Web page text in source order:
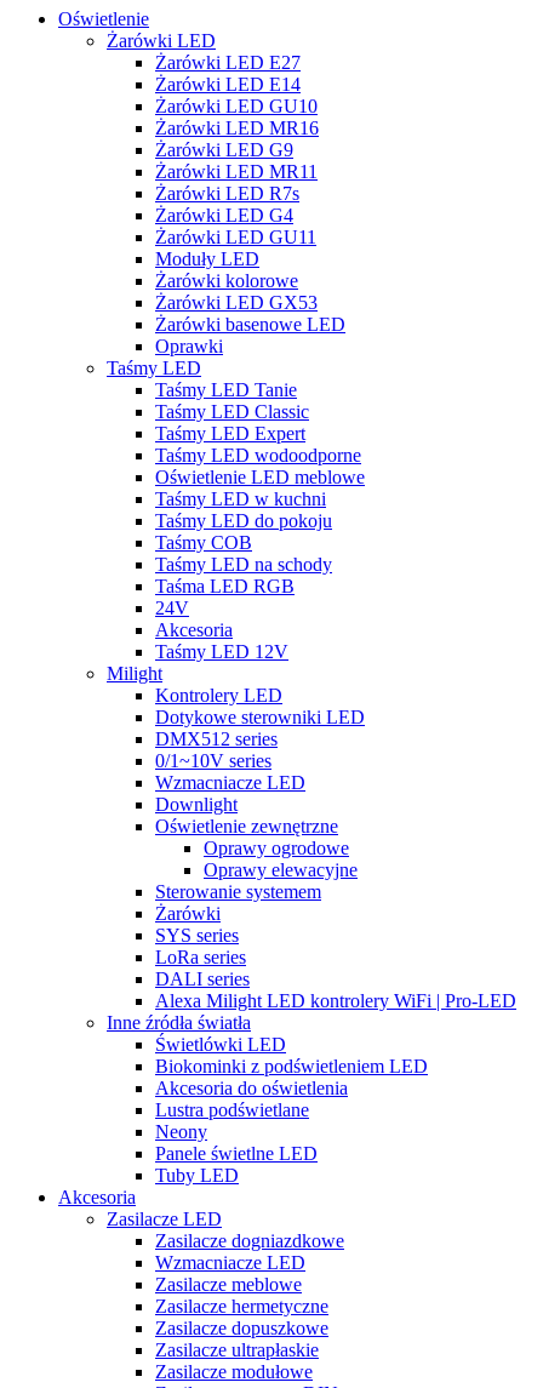
Oświetlenie
Żarówki LED
Żarówki LED E27
Żarówki LED E14
Żarówki LED GU10
Żarówki LED MR16
Żarówki LED G9
Żarówki LED MR11
Żarówki LED R7s
Żarówki LED G4
Żarówki LED GU11
Moduły LED
Żarówki kolorowe
Żarówki LED GX53
Żarówki basenowe LED
Oprawki
Taśmy LED
Taśmy LED Tanie
Taśmy LED Classic
Taśmy LED Expert
Taśmy LED wodoodporne
Oświetlenie LED meblowe
Taśmy LED w kuchni
Taśmy LED do pokoju
Taśmy COB
Taśmy LED na schody
Taśma LED RGB
24V
Akcesoria
Taśmy LED 12V
Milight
Kontrolery LED
Dotykowe sterowniki LED
DMX512 series
0/1~10V series
Wzmacniacze LED
Downlight
Oświetlenie zewnętrzne
Oprawy ogrodowe
Oprawy elewacyjne
Sterowanie systemem
Żarówki
SYS series
LoRa series
DALI series
Alexa Milight LED kontrolery WiFi | Pro-LED
Inne źródła światła
Świetlówki LED
Biokominki z podświetleniem LED
Akcesoria do oświetlenia
Lustra podświetlane
Neony
Panele świetlne LED
Tuby LED
Akcesoria
Zasilacze LED
Zasilacze dogniazdkowe
Wzmacniacze LED
Zasilacze meblowe
Zasilacze hermetyczne
Zasilacze dopuszkowe
Zasilacze ultrapłaskie
Zasilacze modułowe